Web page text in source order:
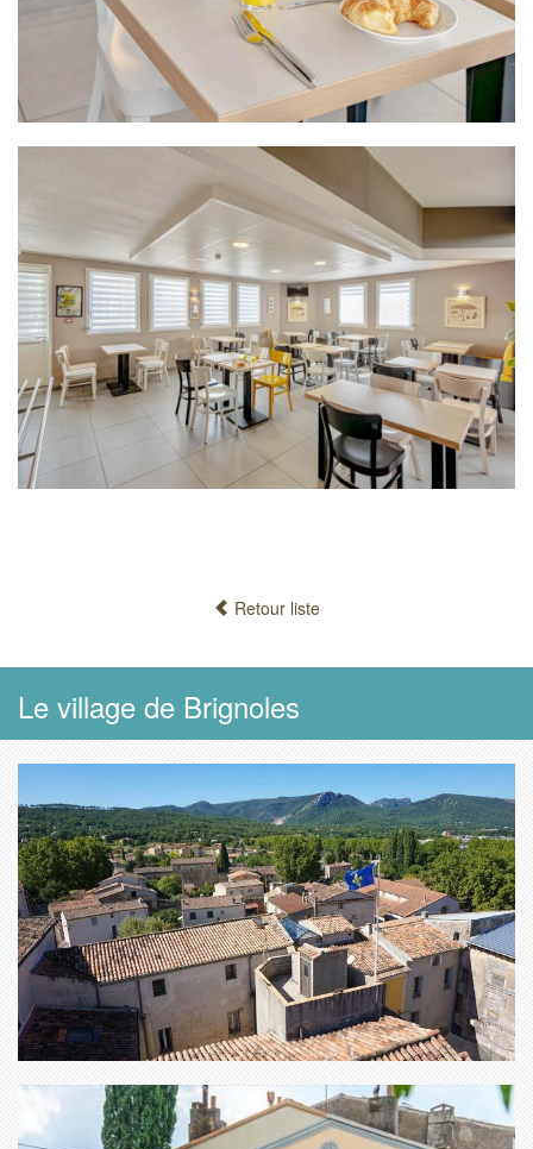
Retour liste
Le village de Brignoles